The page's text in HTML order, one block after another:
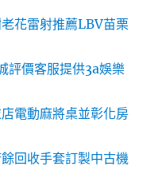
花雷射推薦LBV苗栗
評價客服提供3a娛樂
電動麻將桌並彰化房
回收手套訂製中古機